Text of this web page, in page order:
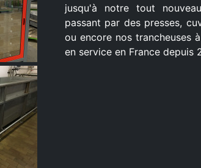
jusqu'à notre tout
passant par des presses,
ou encore nos trancheuses
en service en France depuis